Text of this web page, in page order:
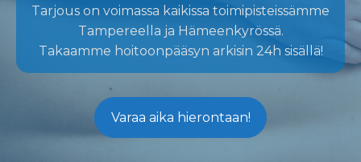
Tarjous on voimassa kaikissa toimipisteissämme
Tampereella ja Hämeenkyrössä.
Takaamme hoitoonpääsyn arkisin 24h sisällä!
Varaa aika hierontaan!